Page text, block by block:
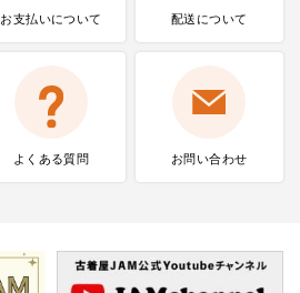
お支払いについて 配送について
よくある質問 お問い合わせ